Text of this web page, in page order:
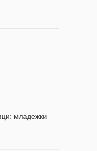
младежки